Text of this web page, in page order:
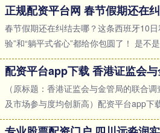
春节假期还在纠结去哪？这条西班牙10
验”和“躺平式省心”都给你包圆了！ 是不
（原标题：香港证监会与金管局的联合
及市场参与度均创新高）配资平台app下